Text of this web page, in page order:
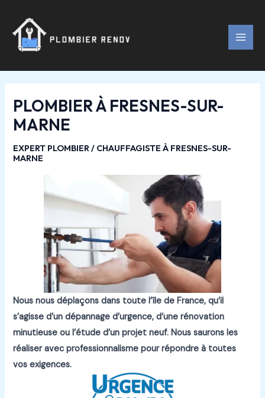
contenu
PLOMBIER À FRESNES-SUR-
MARNE
EXPERT PLOMBIER / CHAUFFAGISTE À FRESNES-SUR-
MARNE
Nous nous déplaçons dans toute l’île de France, qu’il
s’agisse d’un dépannage d’urgence, d’une rénovation
minutieuse ou l’étude d’un projet neuf.Nous saurons les
réaliser avec professionnalisme pour répondre à toutes
vos exigences.
articles